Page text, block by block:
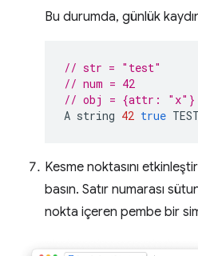
Bu durumda, günlük
// str = "test"
// num = 42
// obj = {attr: "x"}
A string 42 true TEST
Kesme noktasını
basın. Satır numarası
nokta içeren pembe bir